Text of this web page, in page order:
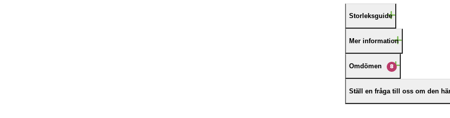
Storleksguide
Mer information
Omdömen 8
Ställ en fråga till oss om den